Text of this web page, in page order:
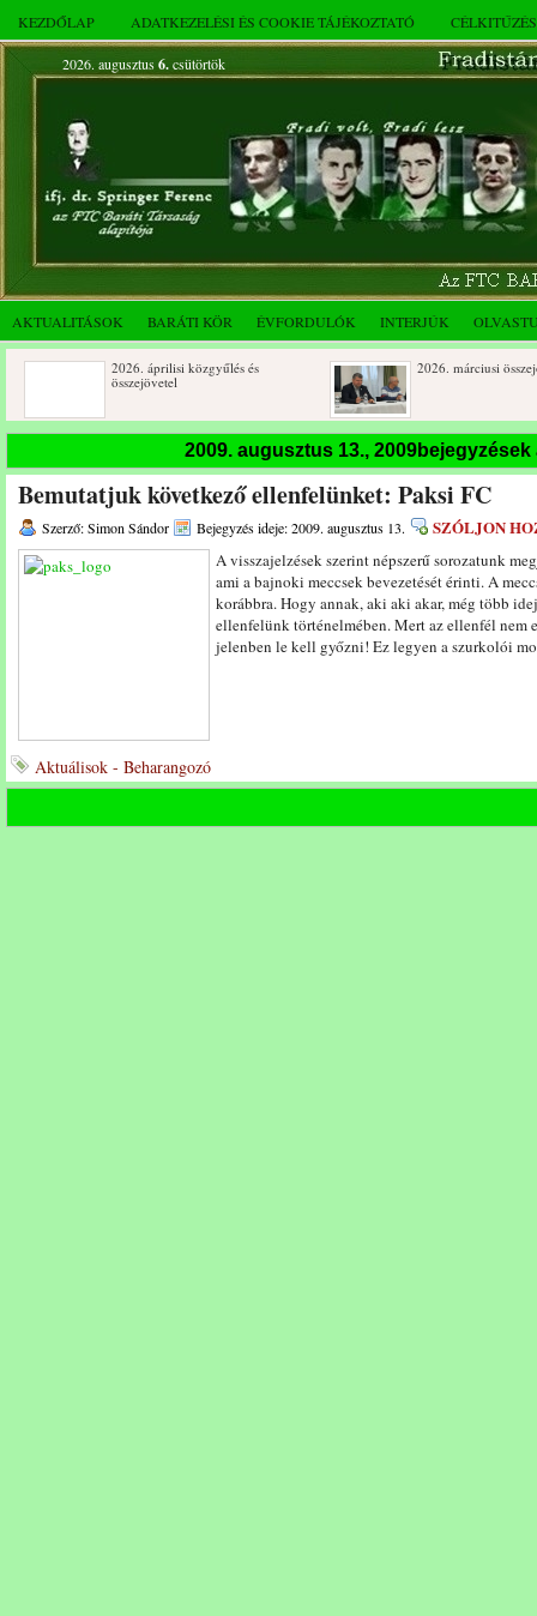
KEZDŐLAP ADATKEZELÉSI ÉS COOKIE TÁJÉKOZTATÓ
2026. augusztus 6.csütörtök
AKTUALITÁSOK BARÁTI KÖR ÉVFORDULÓK INTERJÚK
2026. áprilisi közgyűlés és
2026. márciusi összejövetel
Rendkívüli közgyűlés és a 2025.
Dálnoki József 90 éves
2009. augusztus 13.,
Bemutatjuk következő ellenfelünket: Paksi FC
Szerző: Simon Sándor Bejegyzés ideje: 2009. augusztus 13. SZÓLJON
A visszajelzések szerint népszerű sorozatunk
ami a bajnoki meccsek bevezetését érinti. A
korábbra. Hogy annak, aki aki akar, még több
ellenfelünk történelmében. Mert az ellenfél
jelenben le kell győzni! Ez legyen a szurkolói
Aktuálisok - Beharangozó